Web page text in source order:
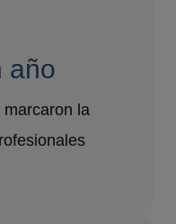
año
la